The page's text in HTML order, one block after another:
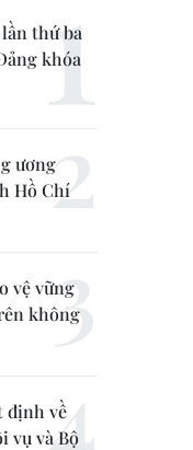
thứ ba
khóa
ương
Hồ Chí
vệ vững
không
định về
vụ và Bộ